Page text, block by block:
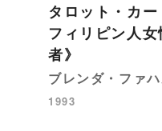
タロット・カー
フィリピン人
者》
ブレンダ・ファ
1993